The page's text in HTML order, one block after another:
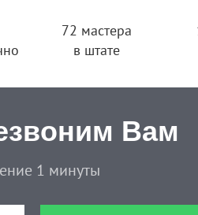
72 мастера
в штате
Вам
1 минуты